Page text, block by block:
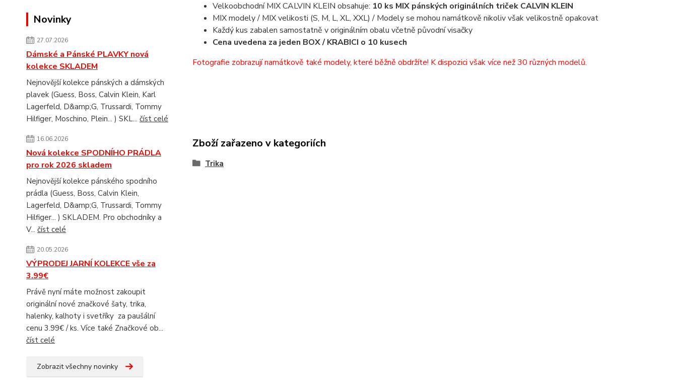
Novinky
27.07.2026
Dámské a Pánské PLAVKY nová
kolekce SKLADEM
Nejnovější kolekce pánských a dámských
plavek (Guess, Boss, Calvin Klein, Karl
Lagerfeld, D&amp;G, Trussardi, Tommy
Hilfiger, Moschino, Plein... ) SKL... číst celé
16.06.2026
Nová kolekce SPODNÍHO PRÁDLA
pro rok 2026 skladem
Nejnovější kolekce pánského spodního
prádla (Guess, Boss, Calvin Klein,
Lagerfeld, D&amp;G, Trussardi, Tommy
Hilfiger... ) SKLADEM. Pro obchodníky a
V... číst celé
20.05.2026
VÝPRODEJ JARNÍ KOLEKCE vše za
3.99€
Právě nyní máte možnost zakoupit
originální nové značkové šaty, trika,
halenky, kalhoty i svetříky za paušální
cenu 3.99€ / ks. Více také Značkové ob...
číst celé
Zobrazit všechny novinky
Velkoobchodní MIX CALVIN KLEIN obsahuje: 10 ks MIX pánských originálních triček CALVIN KLEIN
MIX modely / MIX velikosti (S, M, L, XL, XXL) / Modely se mohou namátkově nikoliv však velikostně opakovat
Každý kus zabalen samostatně v originálním obalu včetně původní visačky
Cena uvedena za jeden BOX / KRABICI o 10 kusech
Fotografie zobrazují namátkově také modely, které běžně obdržíte! K dispozici však více než 30 různých modelů.
Zboží zařazeno v kategoriích
Trika